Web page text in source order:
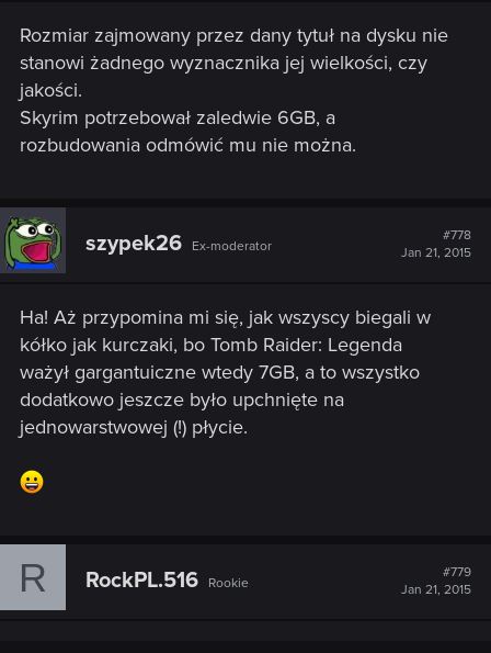
:
Rozmiar zajmowany przez dany tytuł na dysku nie
stanowi żadnego wyznacznika jej wielkości, czy
jakości.
Skyrim potrzebował zaledwie 6GB, a
rozbudowania odmówić mu nie można.
szypek26 Ex-moderator
#778
Jan 21, 2015
Ha! Aż przypomina mi się, jak wszyscy biegali w
kółko jak kurczaki, bo Tomb Raider: Legenda
ważył gargantuiczne wtedy 7GB, a to wszystko
dodatkowo jeszcze było upchnięte na
jednowarstwowej (!) płycie.
R RockPL.516 Rookie
#779
Jan 21, 2015